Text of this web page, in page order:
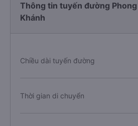
Thông tin tuyến đường
Khánh
Chiều dài tuyến đường
Thời gian di chuyển